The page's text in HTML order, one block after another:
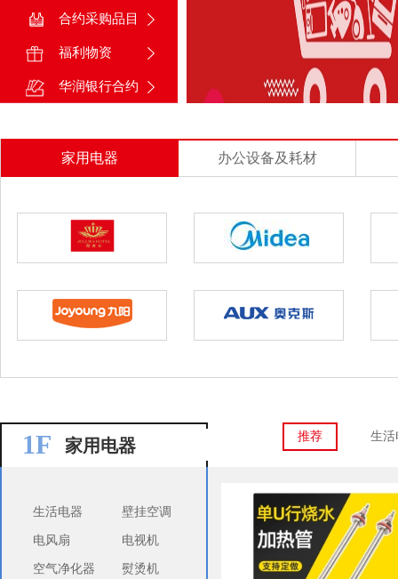
合约采购品目
福利物资
华润银行合约
家用电器 办公设备及耗材
1F 家用电器 推荐 生活
生活电器 壁挂空调
电风扇 电视机
空气净化器 熨烫机